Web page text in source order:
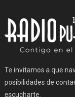
Te invitamos a que
posibilidades de
escucharte.